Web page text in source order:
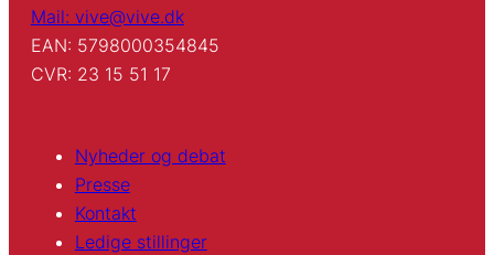
Mail: vive@vive.dk
EAN: 5798000354845
CVR: 23 15 51 17
Nyheder og debat
Presse
Kontakt
Ledige stillinger